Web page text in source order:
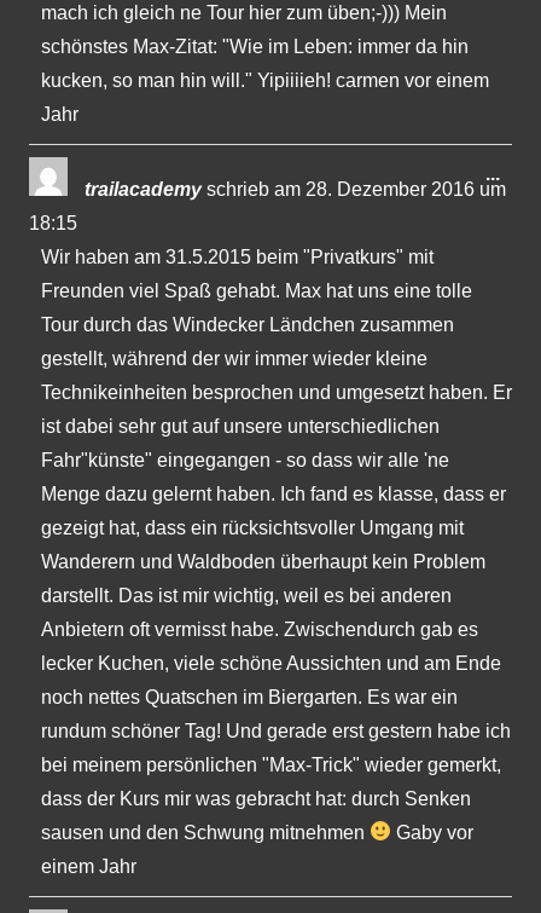
mach ich gleich ne Tour hier zum üben;-))) Mein
schönstes Max-Zitat: "Wie im Leben: immer da hin
kucken, so man hin will." Yipiiiieh! carmen vor einem
Jahr
trailacademy schrieb am 28. Dezember 2016 um
18:15
Wir haben am 31.5.2015 beim "Privatkurs" mit
Freunden viel Spaß gehabt. Max hat uns eine tolle
Tour durch das Windecker Ländchen zusammen
gestellt, während der wir immer wieder kleine
Technikeinheiten besprochen und umgesetzt haben. Er
ist dabei sehr gut auf unsere unterschiedlichen
Fahr"künste" eingegangen - so dass wir alle 'ne
Menge dazu gelernt haben. Ich fand es klasse, dass er
gezeigt hat, dass ein rücksichtsvoller Umgang mit
Wanderern und Waldboden überhaupt kein Problem
darstellt. Das ist mir wichtig, weil es bei anderen
Anbietern oft vermisst habe. Zwischendurch gab es
lecker Kuchen, viele schöne Aussichten und am Ende
noch nettes Quatschen im Biergarten. Es war ein
rundum schöner Tag! Und gerade erst gestern habe ich
bei meinem persönlichen "Max-Trick" wieder gemerkt,
dass der Kurs mir was gebracht hat: durch Senken
sausen und den Schwung mitnehmen
Gaby vor
einem Jahr
...